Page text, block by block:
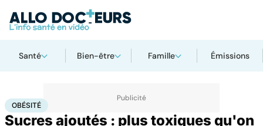
Santé Bien-être Famille Émissions
AccueilBien-être Obésité
OBÉSITÉ
Sucres ajoutés : plus toxiques qu'on